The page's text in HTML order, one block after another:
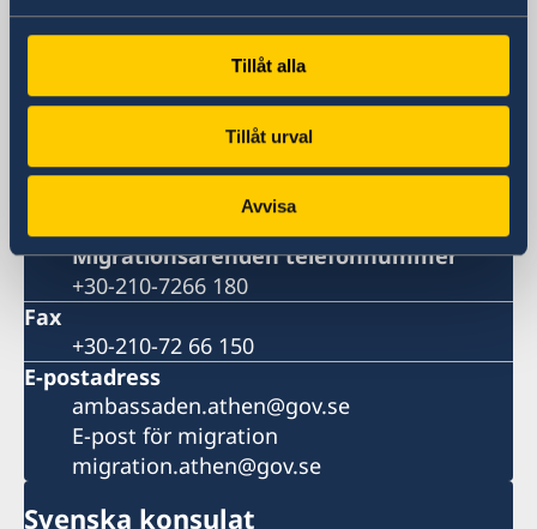
Tillåt alla
Tillåt urval
Avvisa
Postadress
Embassy of Sweden
Vassileos Konstantinou 7
106 74 Athens
Telefonnummer
Migrationsärenden telefonnummer
+30-210-7266 180
Fax
+30-210-72 66 150
E-postadress
ambassaden.athen@gov.se
E-post för migration
migration.athen@gov.se
Svenska konsulat